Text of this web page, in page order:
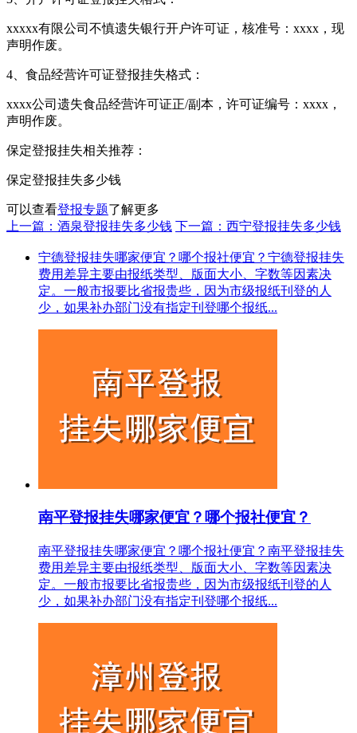
xxxxx有限公司不慎遗失银行开户许可证，核准号：xxxx，现
声明作废。
4、食品经营许可证登报挂失格式：
xxxx公司遗失食品经营许可证正/副本，许可证编号：xxxx，
声明作废。
保定登报挂失相关推荐：
保定登报挂失多少钱
可以查看登报专题了解更多
上一篇：酒泉登报挂失多少钱 下一篇：西宁登报挂失多少钱
宁德登报挂失哪家便宜？哪个报社便宜？宁德登报挂失
费用差异主要由报纸类型、版面大小、字数等因素决
定。一般市报要比省报贵些，因为市级报纸刊登的人
少，如果补办部门没有指定刊登哪个报纸...
南平登报挂失哪家便宜？哪个报社便宜？
南平登报挂失哪家便宜？哪个报社便宜？南平登报挂失
费用差异主要由报纸类型、版面大小、字数等因素决
定。一般市报要比省报贵些，因为市级报纸刊登的人
少，如果补办部门没有指定刊登哪个报纸...